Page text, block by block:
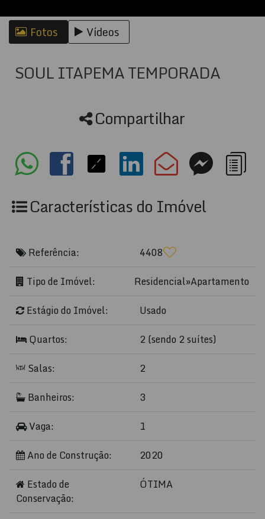
Fotos Vídeos
SOUL ITAPEMA TEMPORADA
Compartilhar
Características do Imóvel
Referência:
4408
Tipo de Imóvel:
Residencial»Apartamento
Estágio do Imóvel:
Usado
Quartos:
2 (sendo 2 suítes)
Salas:
2
Banheiros:
3
Vaga:
1
Ano de Construção:
2020
Estado de
Conservação:
ÓTIMA